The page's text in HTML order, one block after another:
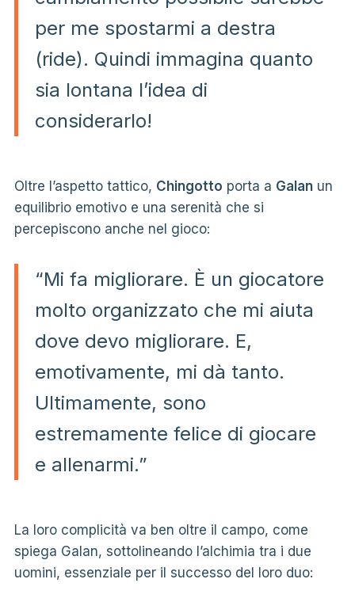
per me spostarmi a destra
(ride). Quindi immagina quanto
sia lontana l’idea di
considerarlo!
Oltre l’aspetto tattico, Chingotto porta a Galanun
equilibrio emotivo e una serenità che si
percepiscono anche nel gioco:
“Mi fa migliorare. È un giocatore
molto organizzato che mi aiuta
dove devo migliorare. E,
emotivamente, mi dà tanto.
Ultimamente, sono
estremamente felice di giocare
e allenarmi.”
La loro complicità va ben oltre il campo, come
spiega Galan, sottolineando l’alchimia tra i due
uomini, essenziale per il successo del loro duo: